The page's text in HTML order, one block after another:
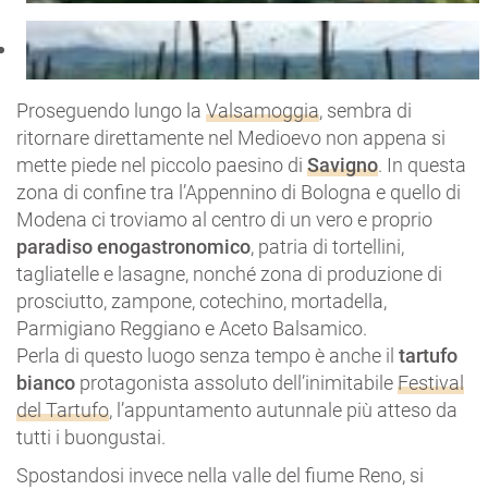
Proseguendo lungo la Valsamoggia, sembra di
ritornare direttamente nel Medioevo non appena si
mette piede nel piccolo paesino di Savigno. In questa
zona di confine tra l’Appennino di Bologna e quello di
Modena ci troviamo al centro di un vero e proprio
paradiso enogastronomico, patria di tortellini,
tagliatelle e lasagne, nonché zona di produzione di
prosciutto, zampone, cotechino, mortadella,
Parmigiano Reggiano e Aceto Balsamico.
Perla di questo luogo senza tempo è anche il tartufo
bianco protagonista assoluto dell’inimitabileFestival
del Tartufo, l’appuntamento autunnale più atteso da
tutti i buongustai.
Spostandosi invece nella valle del fiume Reno, si